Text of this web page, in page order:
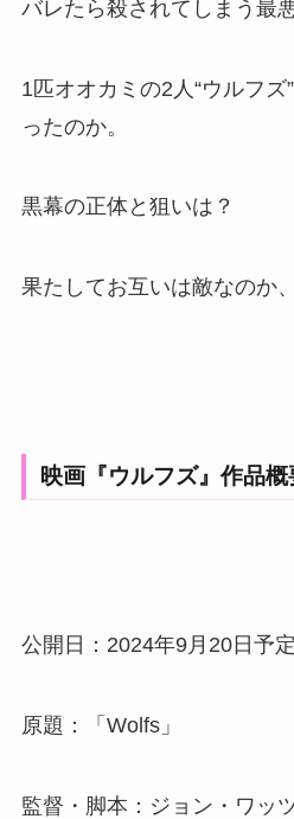
バレたら殺されてしまう最
1匹オオカミの2人“ウルフズ
ったのか。
黒幕の正体と狙いは？
果たしてお互いは敵なのか
映画『ウルフズ』作品概
公開日：2024年9月20日予定
原題：「Wolfs」
監督・脚本：ジョン・ワッ